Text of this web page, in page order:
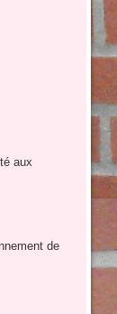
aux
de